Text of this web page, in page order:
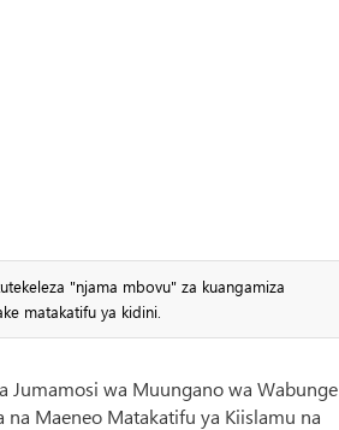
"njama mbovu" za kuangamiza
matakatifu ya kidini.
Jumamosi wa Muungano wa Wabunge
Maeneo Matakatifu ya Kiislamu na